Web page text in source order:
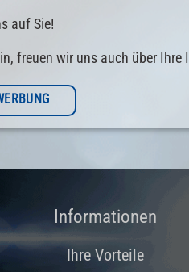
auf Sie!
freuen wir uns auch über Ihre
Informationen
Ihre Vorteile